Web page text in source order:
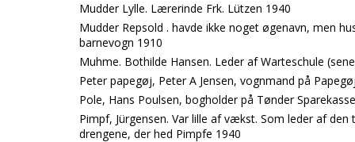
Mudder Lylle. Lærerinde Frk. Lützen 1940
Mudder Repsold . havde ikke noget øgenavn, men
barnevogn 1910
Muhme. Bothilde Hansen. Leder af Warteschule
Peter papegøj, Peter A Jensen, vognmand på
Pole, Hans Poulsen, bogholder på Tønder
Pimpf, Jürgensen. Var lille af vækst. Som leder af
drengene, der hed Pimpfe 1940